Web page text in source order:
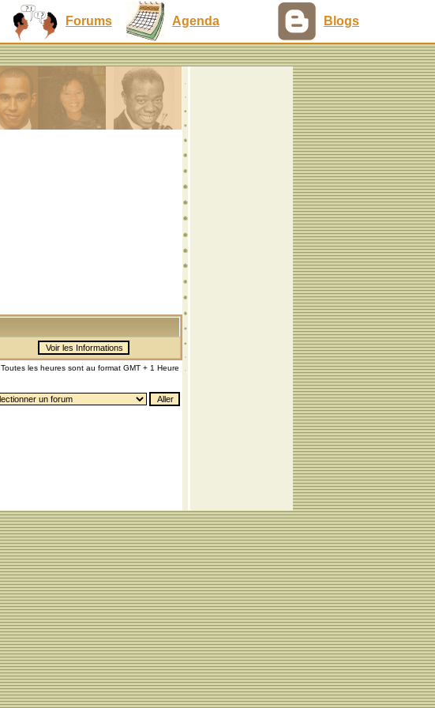
Forums Agenda Blogs
Toutes les heures sont au format GMT + 1 Heure